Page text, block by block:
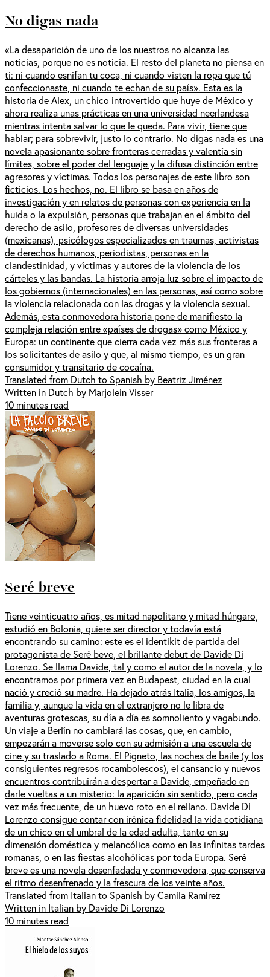
No digas nada
«La desaparición de uno de los nuestros no alcanza las
noticias, porque no es noticia. El resto del planeta no piensa en
ti: ni cuando esnifan tu coca, ni cuando visten la ropa que tú
confeccionaste, ni cuando te echan de su país». Esta es la
historia de Alex, un chico introvertido que huye de México y
ahora realiza unas prácticas en una universidad neerlandesa
mientras intenta salvar lo que le queda. Para vivir, tiene que
hablar; para sobrevivir, justo lo contrario. No digas nada es una
novela apasionante sobre fronteras cerradas y valentía sin
límites, sobre el poder del lenguaje y la difusa distinción entre
agresores y víctimas. Todos los personajes de este libro son
ficticios. Los hechos, no. El libro se basa en años de
investigación y en relatos de personas con experiencia en la
huida o la expulsión, personas que trabajan en el ámbito del
derecho de asilo, profesores de diversas universidades
(mexicanas), psicólogos especializados en traumas, activistas
de derechos humanos, periodistas, personas en la
clandestinidad, y víctimas y autores de la violencia de los
cárteles y las bandas. La historia arroja luz sobre el impacto de
los gobiernos (internacionales) en las personas, así como sobre
la violencia relacionada con las drogas y la violencia sexual.
Además, esta conmovedora historia pone de manifiesto la
compleja relación entre «países de drogas» como México y
Europa: un continente que cierra cada vez más sus fronteras a
los solicitantes de asilo y que, al mismo tiempo, es un gran
consumidor y transitario de cocaína.
Translated from Dutch to Spanish by Beatriz Jiménez
Written in Dutch by Marjolein Visser
10 minutes read
Seré breve
Tiene veinticuatro años, es mitad napolitano y mitad húngaro,
estudió en Bolonia, quiere ser director y todavía está
encontrando su camino: este es el identikit de partida del
protagonista de Seré beve, el brillante debut de Davide Di
Lorenzo. Se llama Davide, tal y como el autor de la novela, y lo
encontramos por primera vez en Budapest, ciudad en la cual
nació y creció su madre. Ha dejado atrás Italia, los amigos, la
familia y, aunque la vida en el extranjero no le libra de
aventuras grotescas, su día a día es somnoliento y vagabundo.
Un viaje a Berlín no cambiará las cosas, que, en cambio,
empezarán a moverse solo con su admisión a una escuela de
cine y su traslado a Roma. El Pigneto, las noches de baile (y los
consiguientes regresos rocambolescos), el cansancio y nuevos
encuentros contribuirán a despertar a Davide, empeñado en
darle vueltas a un misterio: la aparición sin sentido, pero cada
vez más frecuente, de un huevo roto en el rellano. Davide Di
Lorenzo consigue contar con irónica fidelidad la vida cotidiana
de un chico en el umbral de la edad adulta, tanto en su
dimensión doméstica y melancólica como en las infinitas tardes
romanas, o en las fiestas alcohólicas por toda Europa. Seré
breve es una novela desenfadada y conmovedora, que conserva
el ritmo desenfrenado y la frescura de los veinte años.
Translated from Italian to Spanish by Camila Ramírez
Written in Italian by Davide Di Lorenzo
10 minutes read